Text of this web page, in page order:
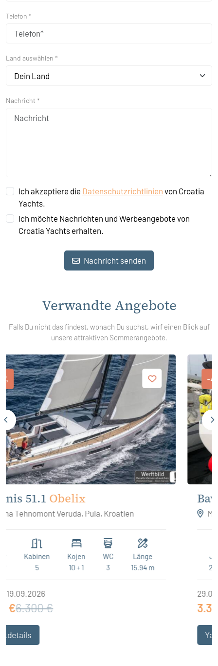
Telefon *
Land auswählen *
Dein Land
Nachricht *
Ich akzeptiere die Datenschutzrichtlinien von Croatia
Yachts.
Ich möchte Nachrichten und Werbeangebote von
Croatia Yachts erhalten.
Nachricht senden
Verwandte Angebote
Falls Du nicht das findest, wonach Du suchst, wirf einen Blick auf
unsere attraktiven Sommerangebote.
-40%
Bavaria C50 Style
Marina Vrsar, Kroatien
Kabinen
Kojen
10
Länge
15.43 m
29.08. - 05.09.2026
3.360 €